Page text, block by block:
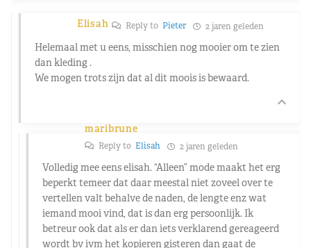
Elisah Reply toPieter 2 jaren geleden
Helemaal met u eens, misschien nog mooier om te zien
dan kleding .
We mogen trots zijn dat al dit moois is bewaard.
maribrune
Reply to Elisah 2 jaren geleden
Volledig mee eens elisah. “Alleen” mode maakt het erg
beperkt temeer dat daar meestal niet zoveel over te
vertellen valt behalve de naden, de lengte enz wat
iemand mooi vind, dat is dan erg persoonlijk. Ik
betreur ook dat als er dan iets verklarend gereageerd
wordt bv ivm het kopieren gisteren dan gaat de